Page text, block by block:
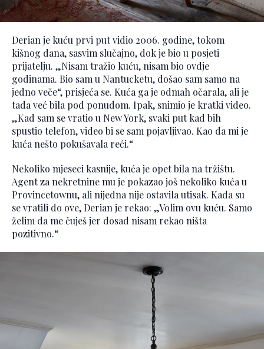
Derian je kuću prvi put vidio 2006. godine, tokom
kišnog dana, sasvim slučajno, dok je bio u posjeti
prijatelju. „Nisam tražio kuću, nisam bio ovdje
godinama. Bio sam u Nantucketu, došao sam samo na
jedno veče“, prisjeća se. Kuća ga je odmah očarala, ali je
tada već bila pod ponudom. Ipak, snimio je kratki video.
„Kad sam se vratio u New York, svaki put kad bih
spustio telefon, video bi se sam pojavljivao. Kao da mi je
kuća nešto pokušavala reći.“
Nekoliko mjeseci kasnije, kuća je opet bila na tržištu.
Agent za nekretnine mu je pokazao još nekoliko kuća u
Provincetownu, ali nijedna nije ostavila utisak. Kada su
se vratili do ove, Derian je rekao: „Volim ovu kuću. Samo
želim da me čuješ jer dosad nisam rekao ništa
pozitivno.“